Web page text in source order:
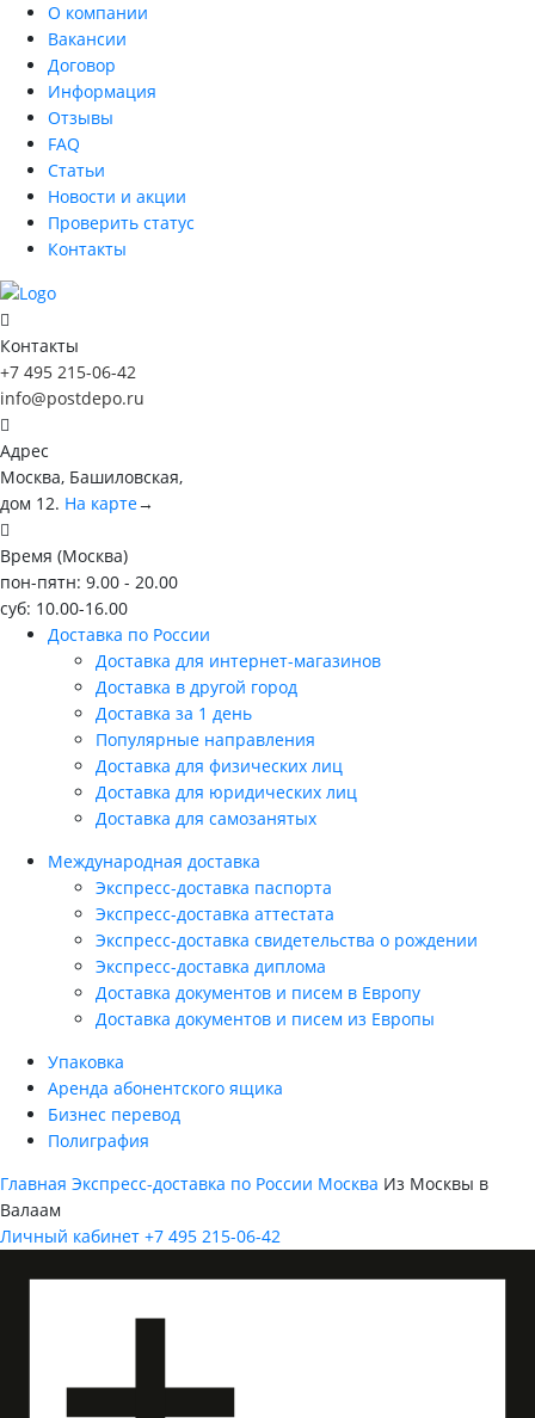
О компании
Вакансии
Договор
Информация
Отзывы
FAQ
Статьи
Новости и акции
Проверить статус
Контакты
Контакты
+7 495 215-06-42
info@postdepo.ru
Адрес
Москва, Башиловская,
дом 12. На карте→
Время (Москва)
пон-пятн: 9.00 - 20.00
суб: 10.00-16.00
Доставка по России
Доставка для интернет-магазинов
Доставка в другой город
Доставка за 1 день
Популярные направления
Доставка для физических лиц
Доставка для юридических лиц
Доставка для самозанятых
Международная доставка
Экспресс-доставка паспорта
Экспресс-доставка аттестата
Экспресс-доставка свидетельства о рождении
Экспресс-доставка диплома
Доставка документов и писем в Европу
Доставка документов и писем из Европы
Упаковка
Аренда абонентского ящика
Бизнес перевод
Полиграфия
Главная Экспресс-доставка по России Москва Из Москвы в
Валаам
Личный кабинет +7 495 215-06-42